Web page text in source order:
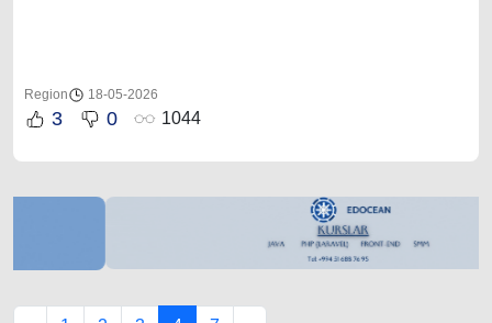
Region 18-05-2026
3 0 1044